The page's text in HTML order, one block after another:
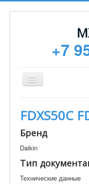
+7
Toggle
Navigation
Монтаж
Сервисное
Техническая
Статьи
FDXS50C
Бренд
Daikin
Тип
Технические данные